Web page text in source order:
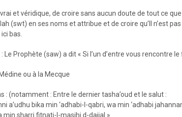
vrai et véridique, de croire sans aucun doute de tout ce
(swt) en ses noms et attribue et de croire qu’Il n’est
bas.
: Le Prophète (saw) a dit « Si l’un d’entre vous rencontre
ou à la Mecque
: (notamment : Entre le dernier tasha’oud et le salut :
a’udhu bika min ‘adhabi-l-qabri, wa min ‘adhabi
min sharri fitnati-l-masihi d-dajjal »